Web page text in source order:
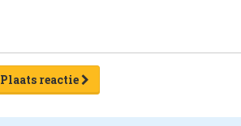
Plaats reactie